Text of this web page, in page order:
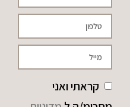
קראתי ואני